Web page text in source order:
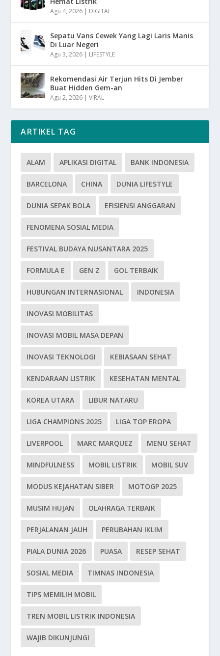
Agu 4, 2026 | DIGITAL
Sepatu Vans Cewek Yang Lagi Laris Manis
Di Luar Negeri
Agu 3, 2026 | LIFESTYLE
Rekomendasi Air Terjun Hits Di Jember
Buat Hidden Gem-an
Agu 2, 2026 |VIRAL
ARTIKEL TAG
ALAM APLIKASI DIGITAL BANK INDONESIA
BARCELONA CHINA DUNIA LIFESTYLE
DUNIA SEPAK BOLA EFISIENSI ANGGARAN
FENOMENA SOSIAL MEDIA
FESTIVAL BUDAYA NUSANTARA 2025
FORMULA E GEN Z GOL TERBAIK
HUBUNGAN INTERNASIONAL INDONESIA
INOVASI MOBILITAS
INOVASI MOBIL MASA DEPAN
INOVASI TEKNOLOGI KEBIASAAN SEHAT
KENDARAAN LISTRIK KESEHATAN MENTAL
KOREA UTARA LIBUR NATARU
LIGA CHAMPIONS 2025 LIGA TOP EROPA
LIVERPOOL MARC MARQUEZ MENU SEHAT
MINDFULNESS MOBIL LISTRIK MOBIL SUV
MODUS KEJAHATAN SIBER MOTOGP 2025
MUSIM HUJAN OLAHRAGA TERBAIK
PERJALANAN JAUH PERUBAHAN IKLIM
PIALA DUNIA 2026 PUASA RESEP SEHAT
SOSIAL MEDIA TIMNAS INDONESIA
TIPS MEMILIH MOBIL
TREN MOBIL LISTRIK INDONESIA
WAJIB DIKUNJUNGI